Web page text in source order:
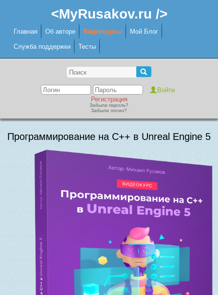
<MyRusakov.ru />
Главная Об авторе Видеокурсы Мой Блог
Служба поддержки Тесты
Регистрация
Забыли пароль?
Забыли логин?
Программирование на C++ в Unreal Engine 5